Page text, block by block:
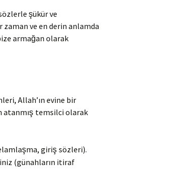
şükür ve
zaman ve en derin anlamda
armağan olarak
Allah’ın evine bir
atanmış temsilci olarak
giriş sözleri).
(günahların itiraf